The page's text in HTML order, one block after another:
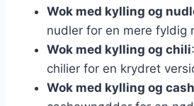
Wok med kylling og
nudler for en mere fyldig
Wok med kylling og chili
chilier for en krydret
Wok med kylling og